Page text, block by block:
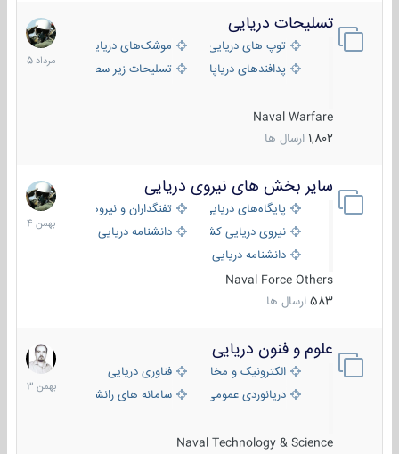
تسلیحات دریایی
توپ های دریایی
موشک‌های دریایی
پدافندهای دریاپایه
تسلیحات زیر سطحی
Naval Warfare
1,802 ارسال ها
2
مرداد
1405
سایر بخش های نیروی دریایی
پایگاه‌های دریایی
تفنگداران و نیروهای ویژه‌ی دریایی
نیروی دریایی کشورهای مختلفدانشنامه دریایی
دانشنامه دریایی کپی
Naval Force Others
583 ارسال ها
22
بهمن
1404
علوم و فنون دریایی
الکترونیک و مخابرات دریاییفناوری دریایی
دریانوردی عمومی
سامانه های رانشی دریایی
Naval Technology & Science
6
بهمن
1403